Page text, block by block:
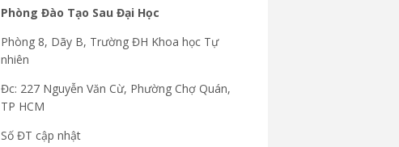
Phòng Đào Tạo Sau Đại Học
Phòng 8, Dãy B, Trường ĐH Khoa học Tự
nhiên
Đc: 227 Nguyễn Văn Cừ, Phường Chợ Quán,
TP HCM
Số ĐT cập nhật